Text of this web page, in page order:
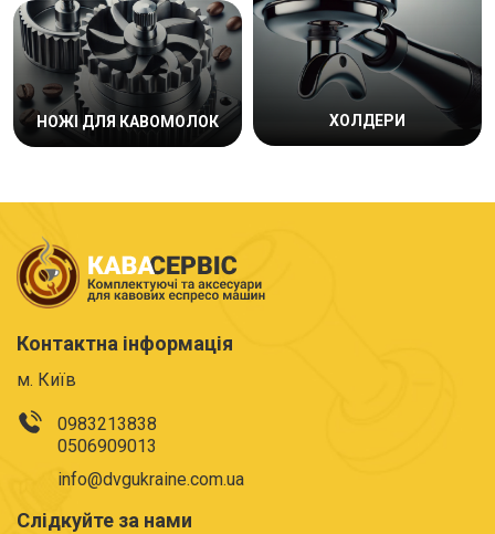
НОЖІ ДЛЯ КАВОМОЛОК ХОЛДЕРИ
Контактна інформація
м. Київ
0983213838
0506909013
info@dvgukraine.com.ua
Слідкуйте за нами